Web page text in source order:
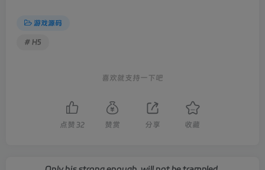
游戏源码
# H5
喜欢就支持一下吧
点赞 32 赞赏 分享 收藏